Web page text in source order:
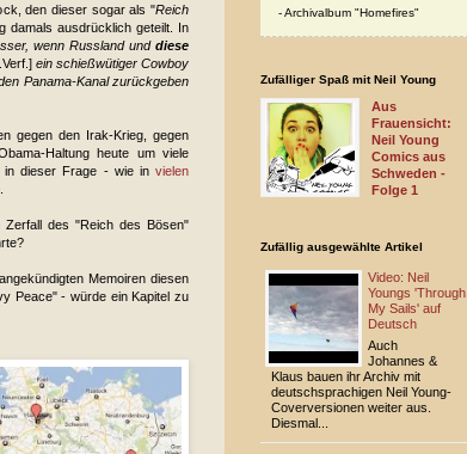
den dieser sogar als "Reich
damals ausdrücklich geteilt. In
wenn Russland unddiese
ein schießwütiger Cowboy
Panama-Kanal zurückgeben
gegen den Irak-Krieg, gegen
Haltung heute um viele
in dieser Frage - wie in vielen
des "Reich des Bösen"
Memoiren diesen
Peace" - würde ein Kapitel zu
Archivalbum "Homefires"
Zufälliger Spaß mit Neil Young
Aus
Frauensicht:
Neil Young
Comics aus
Schweden -
Folge 1
Zufällig ausgewählte Artikel
Video: Neil
Youngs 'Through
My Sails' auf
Deutsch
Auch
Johannes &
Klaus bauen ihr Archiv mit
deutschsprachigen Neil Young-
Cover­ver­sio­nen weiter aus.
Diesmal...